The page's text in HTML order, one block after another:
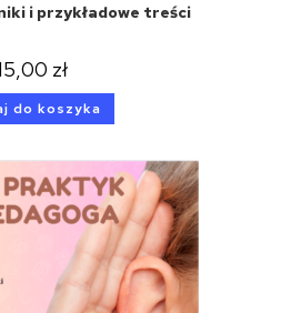
i przykładowe treści
zł
do koszyka